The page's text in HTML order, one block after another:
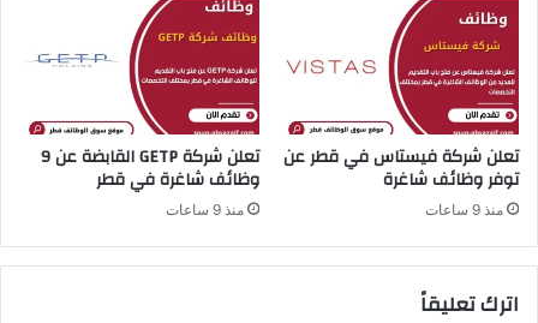
م
ي
ز
ة
ف
ي
ع
تعلن شركة فيستاس في قطر عن
توفر وظائف شاغرة
منذ 9 ساعات
تعلن شركة GETP القابضة عن 9
وظائف شاغرة في قطر
منذ 9 ساعات
اترك تعليقاً